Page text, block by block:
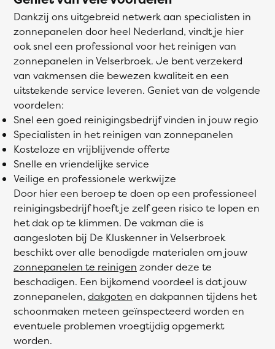
Dankzij ons uitgebreid netwerk aan specialisten in
zonnepanelen door heel Nederland, vindt je hier
ook snel een professional voor het reinigen van
zonnepanelen in Velserbroek. Je bent verzekerd
van vakmensen die bewezen kwaliteit en een
uitstekende service leveren. Geniet van de volgende
voordelen:
Snel een goed reinigingsbedrijf vinden in jouw regio
Specialisten in het reinigen van zonnepanelen
Kosteloze en vrijblijvende offerte
Snelle en vriendelijke service
Veilige en professionele werkwijze
Door hier een beroep te doen op een professioneel
reinigingsbedrijf hoeft je zelf geen risico te lopen en
het dak op te klimmen. De vakman die is
aangesloten bij De Kluskenner in Velserbroek
beschikt over alle benodigde materialen om jouw
zonnepanelen te reinigen zonder deze te
beschadigen. Een bijkomend voordeel is dat jouw
zonnepanelen, dakgoten en dakpannen tijdens het
schoonmaken meteen geïnspecteerd worden en
eventuele problemen vroegtijdig opgemerkt
worden.